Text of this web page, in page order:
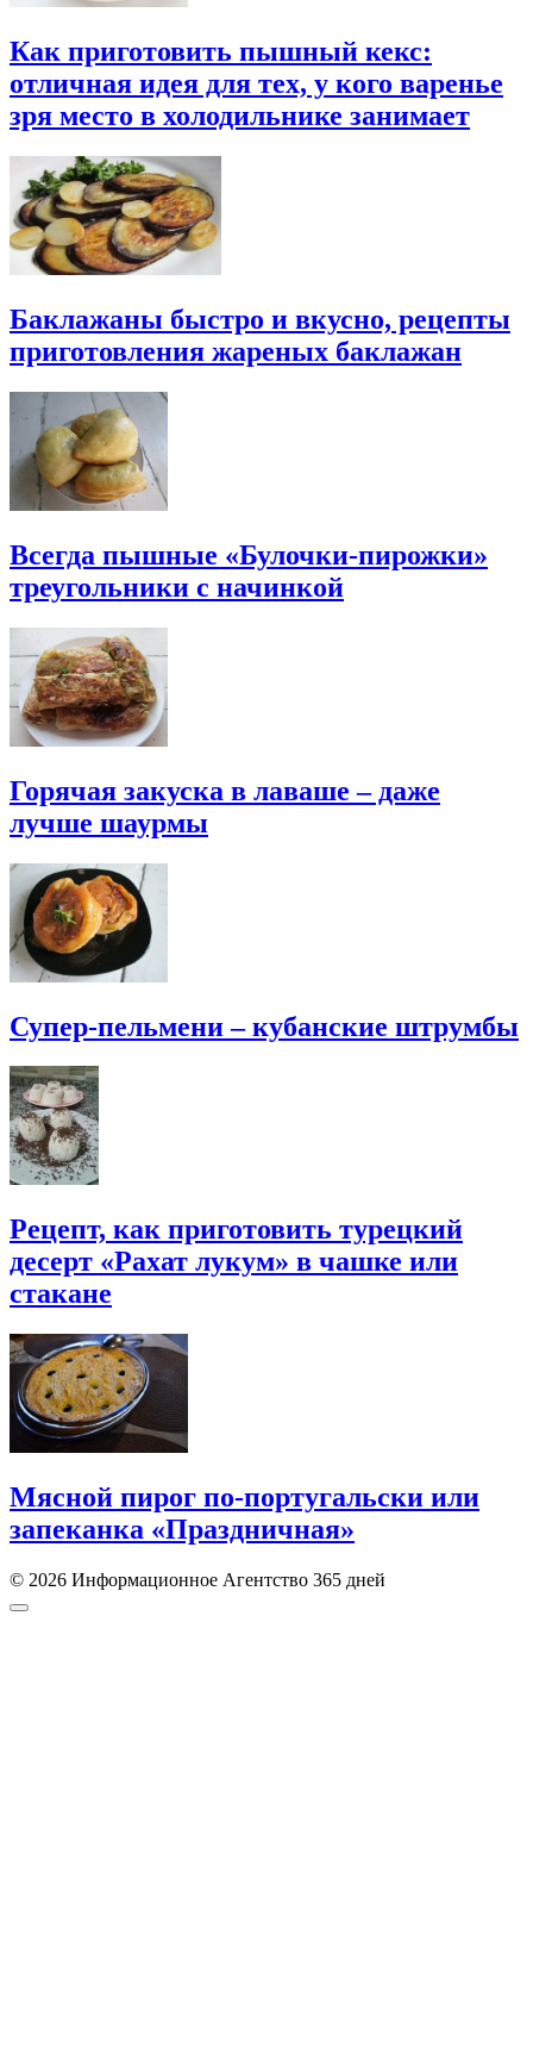
Как приготовить пышный кекс:
отличная идея для тех, у кого варенье
зря место в холодильнике занимает
Баклажаны быстро и вкусно, рецепты
приготовления жареных баклажан
Всегда пышные «Булочки-пирожки»
треугольники с начинкой
Горячая закуска в лаваше – даже
лучше шаурмы
Супер-пельмени – кубанские штрумбы
Рецепт, как приготовить турецкий
десерт «Рахат лукум» в чашке или
стакане
Мясной пирог по-португальски или
запеканка «Праздничная»
© 2026 Информационное Агентство 365 дней